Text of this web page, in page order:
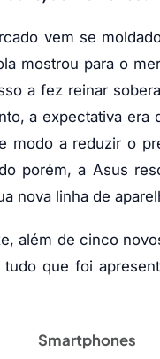
vem se
mostrou para o
a fez reinar
a expectativa
modo a reduzir o
porém, a Asus
nova linha de
além de cinco
que foi
Smartphones